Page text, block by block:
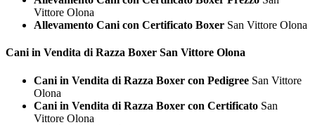
Vittore Olona
Allevamento Cani con Certificato Boxer San Vittore Olona
Cani in Vendita di Razza Boxer San Vittore Olona
Cani in Vendita di Razza Boxer con Pedigree San Vittore
Olona
Cani in Vendita di Razza Boxer con Certificato San
Vittore Olona